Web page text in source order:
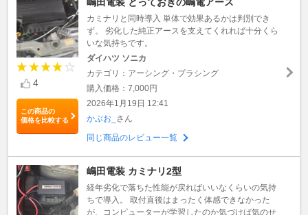
4
この商品の
価格を比較する
嶋田電装 とっておきの嶋電アース
カミナリと同時導入 単体で効果あるかは判別でき
ず。 劣化した純正アースを支えてくれれば十分くら
いな気持ちです。
ダイハツ ソニカ
カテゴリ：アーシング・プラシング
購入価格：7,000円
2026年1月19日 12:41
かぶお_ さん
同じ商品のレビュー一覧
嶋田電装 カミナリ2型
経年劣化で落ちた性能が戻ればいいなくらいの気持
ちで導入。 取付直後はまったく体感できなかった
が、コンピューターが学習したのか気づけば気のせ